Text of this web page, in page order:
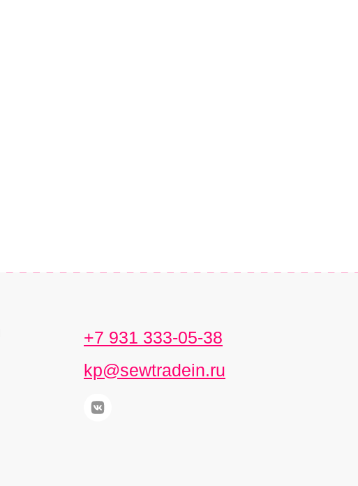
+7 931 333-05-38
kp@sewtradein.ru